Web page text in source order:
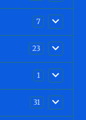
7
23
1
31